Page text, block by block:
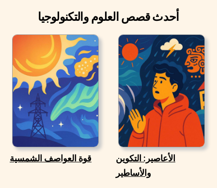
أحدث قصص العلوم والتكنولوجيا
قوة العواصف الشمسية
الأعاصير: التكوين
والأساطير